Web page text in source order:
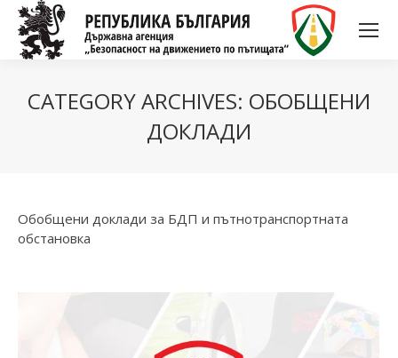
CATEGORY ARCHIVES: ОБОБЩЕНИ
ДОКЛАДИ
Обобщени доклади за БДП и пътнотранспортната
обстановка